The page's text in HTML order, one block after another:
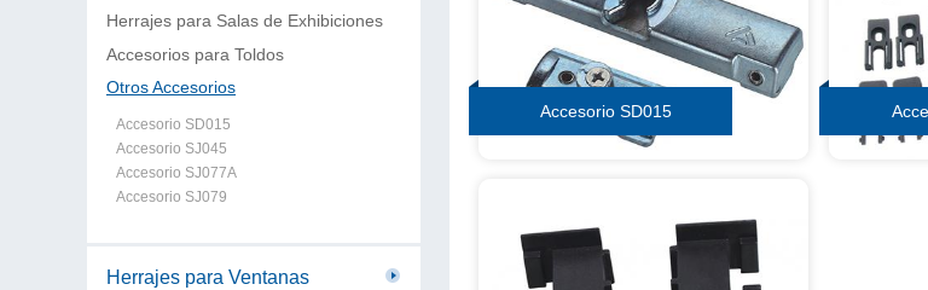
Accesorio SD015
Herrajes para Salas de Exhibiciones
Accesorios para Toldos
Otros Accesorios
Accesorio SD015
Accesorio SJ045
Accesorio SJ077A
Accesorio SJ079
Herrajes para Ventanas